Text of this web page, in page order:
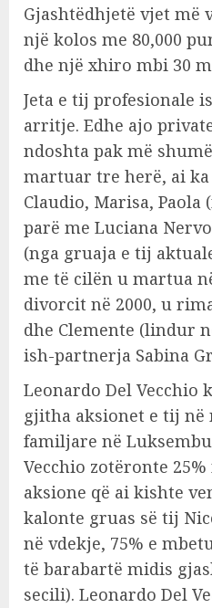
Gjashtëdhjetë vjet më
një kolos me 80,000
dhe një xhiro mbi 30
Jeta e tij profesionale
arritje. Edhe ajo
ndoshta pak më
martuar tre herë, ai
Claudio, Marisa, Paola
parë me Luciana
(nga gruaja e tij
me të cilën u martua
divorcit në 2000, u
dhe Clemente (lindur
ish-partnerja Sabina
Leonardo Del
gjitha aksionet e tij në
familjare në
Vecchio zotëronte
aksione që ai kishte
kalonte gruas së tij
në vdekje, 75% e
të barabartë midis
secili). Leonardo Del